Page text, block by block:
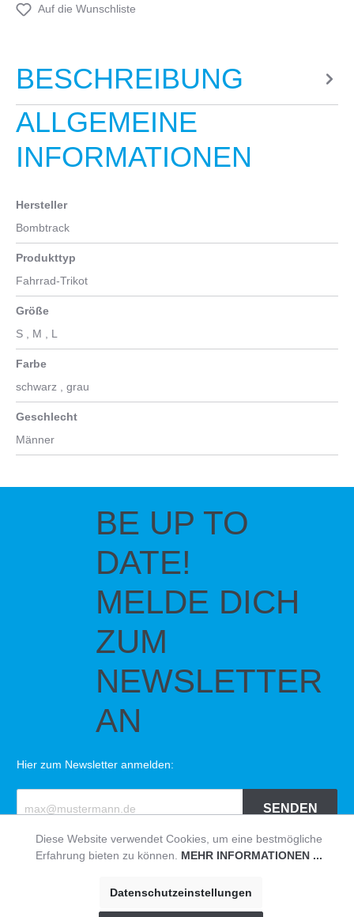
Auf die Wunschliste
BESCHREIBUNG
ALLGEMEINE
INFORMATIONEN
Hersteller
Bombtrack
Produkttyp
Fahrrad-Trikot
Größe
S , M , L
Farbe
schwarz , grau
Geschlecht
Männer
BE UP TO
DATE!
MELDE DICH
ZUM
NEWSLETTER
AN
Hier zum Newsletter anmelden:
SENDEN
Diese Website verwendet Cookies, um eine bestmögliche
Erfahrung bieten zu können. MEHR INFORMATIONEN ...
Datenschutzeinstellungen